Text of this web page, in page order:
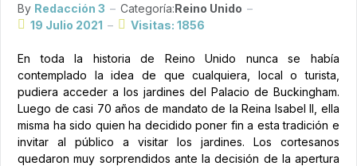
By Redacción 3 Categoría:Reino Unido
19 Julio 2021
Visitas: 1856
En toda la historia de Reino Unido nunca se había
contemplado la idea de que cualquiera, local o turista,
pudiera acceder a los jardines del Palacio de Buckingham.
Luego de casi 70 años de mandato de la Reina Isabel II, ella
misma ha sido quien ha decidido poner fin a esta tradición e
invitar al público a visitar los jardines. Los cortesanos
quedaron muy sorprendidos ante la decisión de la apertura